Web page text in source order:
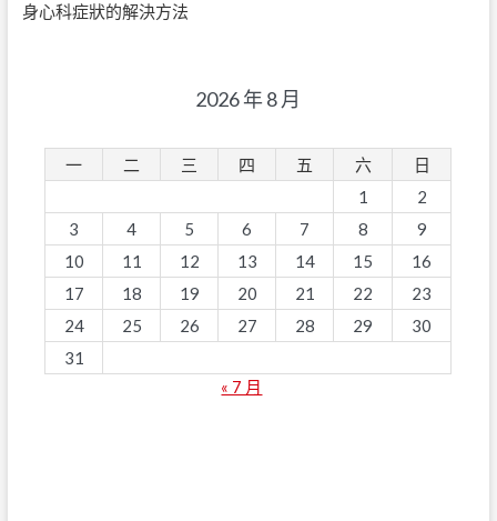
身心科症狀的解決方法
2026 年 8 月
一 二 三 四 五 六
日
1
2
3
4 5 6 7 8
9
10
11 12 13 14 15
16
17
18 19 20 21 22
23
24
25 26 27 28 29
30
31
« 7 月